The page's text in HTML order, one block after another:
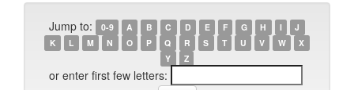
Jump to: 0-9 A B C D E F G H I
J
K
L M N O P Q R S T U V W
X
Y
Z
or enter first few letters: